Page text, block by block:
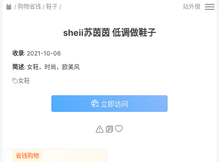
/ 购物省钱 / 鞋子 / 站外搜
sheii苏茵茵 低调做鞋子
收录: 2021-10-06
简述: 女鞋，时尚，欧美风
女鞋
立即访问
省钱购物